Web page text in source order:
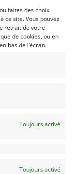
faites des choix
ce site. Vous pouvez
retrait de votre
de cookies, ou en
bas de l’écran.
Toujours activé
Toujours activé